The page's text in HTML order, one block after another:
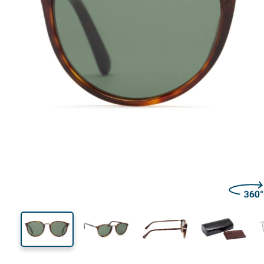
43 mm
Înălțime lentilă
51 mm
Lățimea lentilei